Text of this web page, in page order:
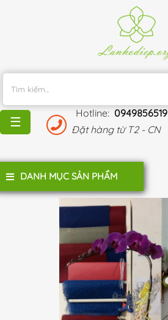
Hotline: 0949856519
Đặt hàng từ T2 - CN
MÃI
BLOG
HÀNG
☰
DANH MỤC SẢN PHẨM